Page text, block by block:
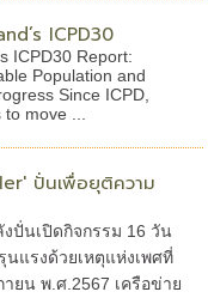
ICPD30
ICPD30 Report:
Population and
Since ICPD,
move ...
ปั่นเพื่อยุติความ
ปั่นเปิดกิจกรรม 16 วัน
แรงด้วยเหตุแห่งเพศที่
ยน พ.ศ.2567 เครือข่าย